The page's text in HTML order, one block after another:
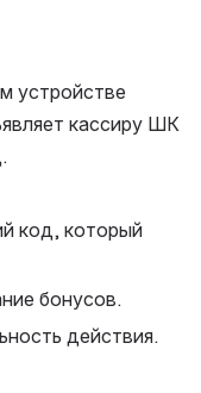
устройстве
кассиру ШК
код, который
бонусов.
действия.